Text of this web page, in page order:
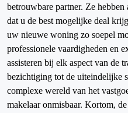
betrouwbare partner. Ze
dat u de best mogelijke deal
uw nieuwe woning zo soepel
professionele vaardigheden en
assisteren bij elk aspect van de
bezichtiging tot de uiteindelijke
complexe wereld van het
makelaar onmisbaar. Kortom,